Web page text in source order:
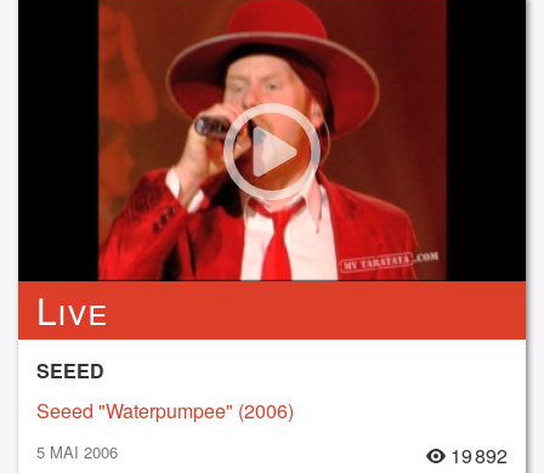
Live
SEEED
Seeed "Waterpumpee" (2006)
5 MAI 2006 19 892